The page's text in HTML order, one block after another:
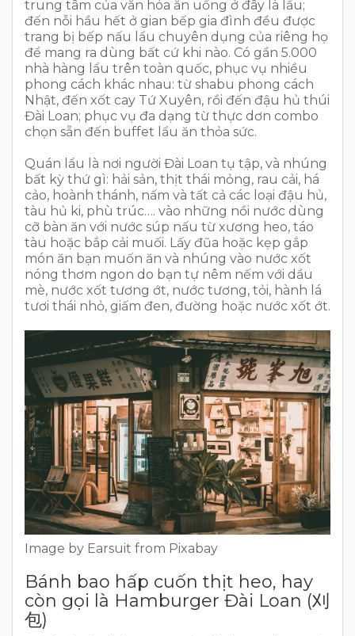
trung tâm của văn hóa ăn uống ở đây là lẩu;
đến nỗi hầu hết ở gian bếp gia đình đều được
trang bị bếp nấu lẩu chuyên dụng của riêng họ
để mang ra dùng bất cứ khi nào. Có gần 5.000
nhà hàng lẩu trên toàn quốc, phục vụ nhiều
phong cách khác nhau: từ shabu phong cách
Nhật, đến xốt cay Tứ Xuyên, rồi đến đậu hủ thúi
Đài Loan; phục vụ đa dạng từ thực dơn combo
chọn sẵn đến buffet lẩu ăn thỏa sức.
Quán lẩu là nơi người Đài Loan tụ tập, và nhúng
bất kỳ thứ gì: hải sản, thịt thái mỏng, rau cải, há
cảo, hoành thánh, nấm và tất cả các loại đậu hủ,
tàu hủ ki, phù trúc…. vào những nồi nước dùng
cỡ bàn ăn với nước súp nấu từ xương heo, táo
tàu hoặc bắp cải muối. Lấy đũa hoặc kẹp gắp
món ăn bạn muốn ăn và nhúng vào nước xốt
nóng thơm ngon do bạn tự nêm nếm với dầu
mè, nước xốt tương ớt, nước tương, tỏi, hành lá
tươi thái nhỏ, giấm đen, đường hoặc nước xốt ớt.
Image by Earsuit from Pixabay
Bánh bao hấp cuốn thịt heo, hay
còn gọi là Hamburger Đài Loan (刈
包)